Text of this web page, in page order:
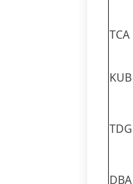
TCA
KUB
TDG
DBA